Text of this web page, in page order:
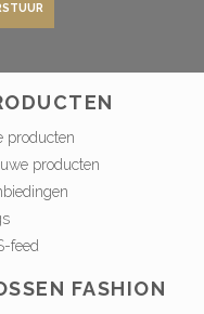
producten
producten
feed
FASHION